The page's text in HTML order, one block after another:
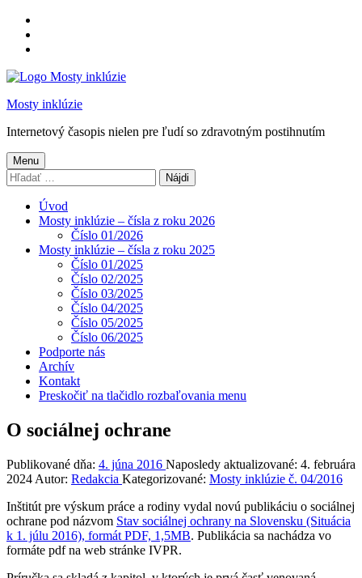
obsah
pätičku
Mosty inklúzie
Internetový časopis nielen pre ľudí so zdravotným postihnutím
Menu
Hľadať:
Úvod
Mosty inklúzie – čísla z roku 2026
Číslo 01/2026
Mosty inklúzie – čísla z roku 2025
Číslo 01/2025
Číslo 02/2025
Číslo 03/2025
Číslo 04/2025
Číslo 05/2025
Číslo 06/2025
Podporte nás
Archív
Kontakt
Preskočiť na tlačidlo rozbaľovania menu
O sociálnej ochrane
Publikované dňa: 4. júna 2016 Naposledy aktualizované: 4. februára
2024 Autor: Redakcia Kategorizované: Mosty inklúzie č. 04/2016
Inštitút pre výskum práce a rodiny vydal novú publikáciu o sociálnej
ochrane pod názvom Stav sociálnej ochrany na Slovensku (Situácia
k 1. júlu 2016), formát PDF, 1,5MB. Publikácia sa nachádza vo
formáte pdf na web stránke IVPR.